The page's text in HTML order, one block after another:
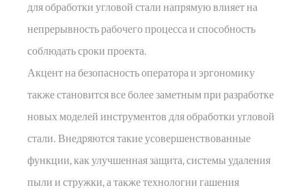
для обработки угловой стали напрямую влияет на
непрерывность рабочего процесса и способность
соблюдать сроки проекта.
Акцент на безопасность оператора и эргономику
также становится все более заметным при разработке
новых моделей инструментов для обработки угловой
стали. Внедряются такие усовершенствованные
функции, как улучшенная защита, системы удаления
пыли и стружки, а также технологии гашения